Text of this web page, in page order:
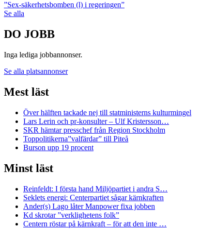
”Sex-säkerhetsbomben (l) i regeringen”
Se alla
DO JOBB
Inga lediga jobbannonser.
Se alla platsannonser
Mest läst
Över hälften tackade nej till statministerns kulturmingel
Lars Lerin och pr-konsulter – Ulf Kristersson…
SKR hämtar presschef från Region Stockholm
Toppolitikerna”valfärdar” till Piteå
Burson upp 19 procent
Minst läst
Reinfeldt: I första hand Miljöpartiet i andra S…
Seklets energi: Centerpartiet sågar kärnkraften
Ander(s) Lago låter Manpower fixa jobben
Kd skrotar ”verklighetens folk”
Centern röstar på kärnkraft – för att den inte …